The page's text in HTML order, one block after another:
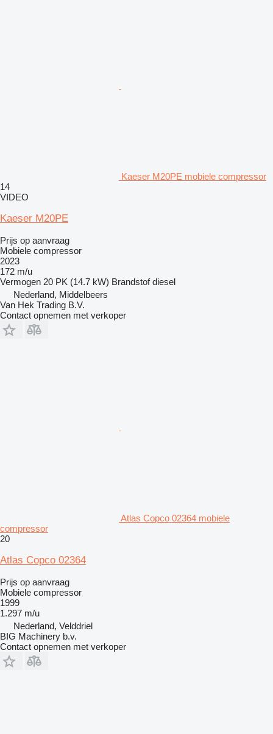
Kaeser M20PE mobiele compressor
14
VIDEO
Kaeser M20PE
Prijs op aanvraag
Mobiele compressor
2023
172 m/u
Vermogen 20 PK (14.7 kW) Brandstof diesel
Nederland, Middelbeers
Van Hek Trading B.V.
Contact opnemen met verkoper
Atlas Copco 02364 mobiele
compressor
20
Atlas Copco 02364
Prijs op aanvraag
Mobiele compressor
1999
1.297 m/u
Nederland, Velddriel
BIG Machinery b.v.
Contact opnemen met verkoper